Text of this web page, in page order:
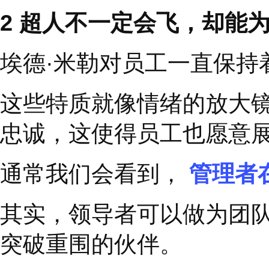
他把这一点运用到了
有关联的人身上：
“ 从一个服务机构到
他人服务得越多，我
回报就越多。 ”